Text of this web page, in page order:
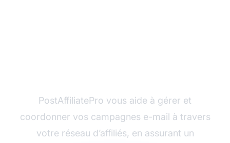
PostAffiliatePro vous aide à gérer et
coordonner vos campagnes e-mail à travers
votre réseau d’affiliés, en assurant un